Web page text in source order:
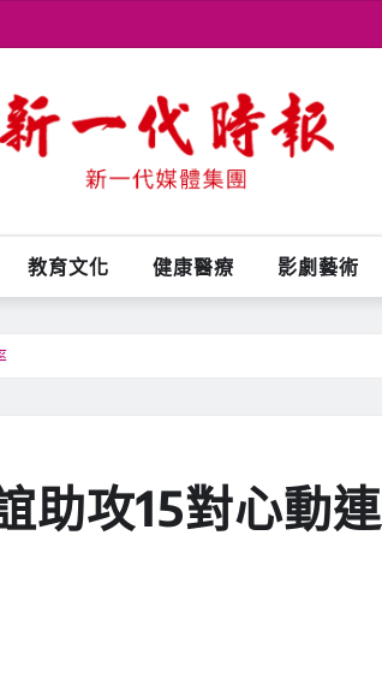
教育文化 健康醫療 影劇藝術
助攻15對心動連